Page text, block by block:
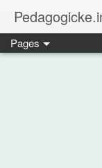
Pages